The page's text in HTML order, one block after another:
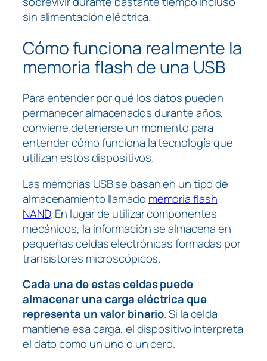
sin alimentación eléctrica.
Cómo funciona realmente la
memoria flash de una USB
Para entender por qué los datos pueden
permanecer almacenados durante años,
conviene detenerse un momento para
entender cómo funciona la tecnología que
utilizan estos dispositivos.
Las memorias USB se basan en un tipo de
almacenamiento llamado memoria flash
NAND. En lugar de utilizar componentes
mecánicos, la información se almacena en
pequeñas celdas electrónicas formadas por
transistores microscópicos.
Cada una de estas celdas puede
almacenar una carga eléctrica que
representa un valor binario. Si la celda
mantiene esa carga, el dispositivo interpreta
el dato como un uno o un cero.